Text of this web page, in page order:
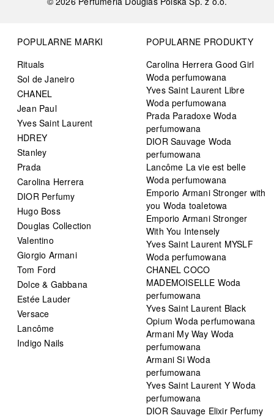
POPULARNE MARKI
Rituals
Sol de Janeiro
CHANEL
Jean Paul
Yves Saint Laurent
HDREY
Stanley
Prada
Carolina Herrera
DIOR Perfumy
Hugo Boss
Douglas Collection
Valentino
Giorgio Armani
Tom Ford
Dolce & Gabbana
Estée Lauder
Versace
Lancôme
Indigo Nails
POPULARNE PRODUKTY
Carolina Herrera Good Girl
Woda perfumowana
Yves Saint Laurent Libre
Woda perfumowana
Prada Paradoxe Woda
perfumowana
DIOR Sauvage Woda
perfumowana
Lancôme La vie est belle
Woda perfumowana
Emporio Armani Stronger with
you Woda toaletowa
Emporio Armani Stronger
With You Intensely
Yves Saint Laurent MYSLF
Woda perfumowana
CHANEL COCO
MADEMOISELLE Woda
perfumowana
Yves Saint Laurent Black
Opium Woda perfumowana
Armani My Way Woda
perfumowana
Armani Si Woda
perfumowana
Yves Saint Laurent Y Woda
perfumowana
DIOR Sauvage Elixir Perfumy